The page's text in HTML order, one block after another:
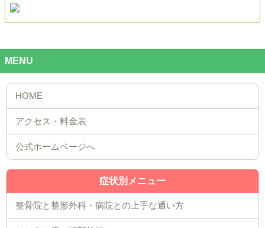
MENU
公式ホームページへ
症状別メニュー
整骨院と整形外科・病院との上手な通い方